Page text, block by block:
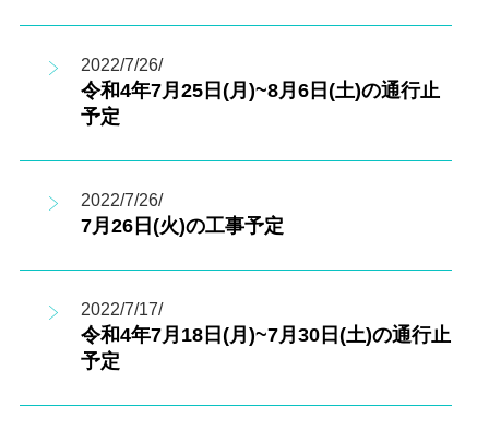
2022/7/26/
令和4年7月25日(月)~8月6日(土)の通行止
予定
2022/7/26/
7月26日(火)の工事予定
2022/7/17/
令和4年7月18日(月)~7月30日(土)の通行止
予定